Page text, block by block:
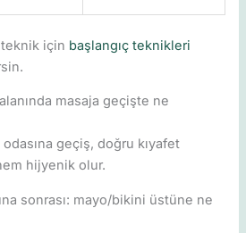
teknik için başlangıç teknikleri
masaja geçişte ne
geçiş, doğru kıyafet
hijyenik olur.
sonrası: mayo/bikini üstüne ne